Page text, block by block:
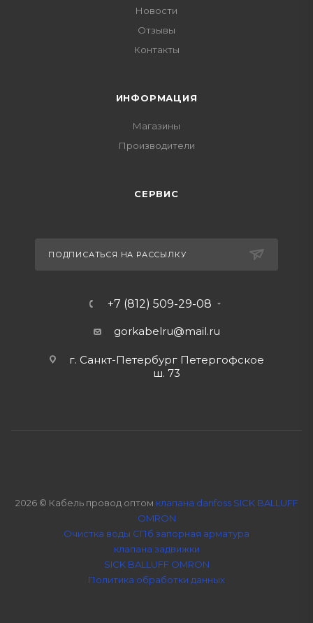
Новости
Отзывы
Контакты
ИНФОРМАЦИЯ
Магазины
Производители
СЕРВИС
ПОДПИСАТЬСЯ НА РАССЫЛКУ
+7 (812) 509-29-08
gorkabelru@mail.ru
г. Санкт-Петербург Петергофское
ш. 73
2026 © Кабель провод оптом клапана danfoss SICK BALLUFF
OMRON
Очистка воды СПб запорная арматура
клапана задвижки
SICK BALLUFF OMRON
Политика обработки данных